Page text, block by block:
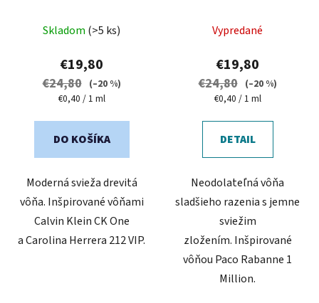
hodnotenie
produktu
je
5,0
5
Skladom (>5 ks)
€19,80
€24,80
(–20 %)
Jednotková
€0,40 / 1 ml
DO KOŠÍKA
Moderná svieža drevitá
vôňa. Inšpirované vôňami
Calvin Klein CK One
a Carolina Herrera 212 VIP.
hodnotenie
produktu
je
5,0
5
Vypredané
€19,80
€24,80
(–20 %)
Jednotková
€0,40 / 1 ml
DETAIL
Neodolateľná vôňa
sladšieho razenia s jemne
sviežim
zložením. Inšpirované
vôňou Paco Rabanne 1
Million.